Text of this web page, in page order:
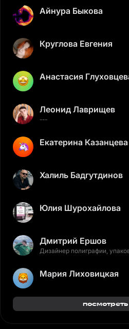
Айнура Быкова
Круглова Евгения
Анастасия
Леонид Лаврищев
---
Екатерина Казанцева
Халиль Бадгутдинов
Юлия Шурохайлова
Дмитрий Ершов
Дизайнер полиграфии,
Мария Лиховицкая